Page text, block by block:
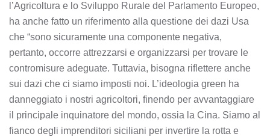
l’Agricoltura e lo Sviluppo Rurale del Parlamento Europeo,
ha anche fatto un riferimento alla questione dei dazi Usa
che “sono sicuramente una componente negativa,
pertanto, occorre attrezzarsi e organizzarsi per trovare le
contromisure adeguate. Tuttavia, bisogna riflettere anche
sui dazi che ci siamo imposti noi. L’ideologia green ha
danneggiato i nostri agricoltori, finendo per avvantaggiare
il principale inquinatore del mondo, ossia la Cina. Siamo al
fianco degli imprenditori siciliani per invertire la rotta e